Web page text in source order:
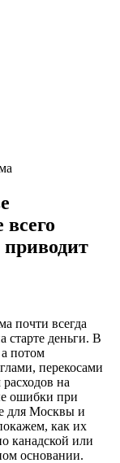
приводит
почти всегда
старте деньги. В
потом
перекосами
на
ошибки при
для Москвы и
как их
канадской или
основании.